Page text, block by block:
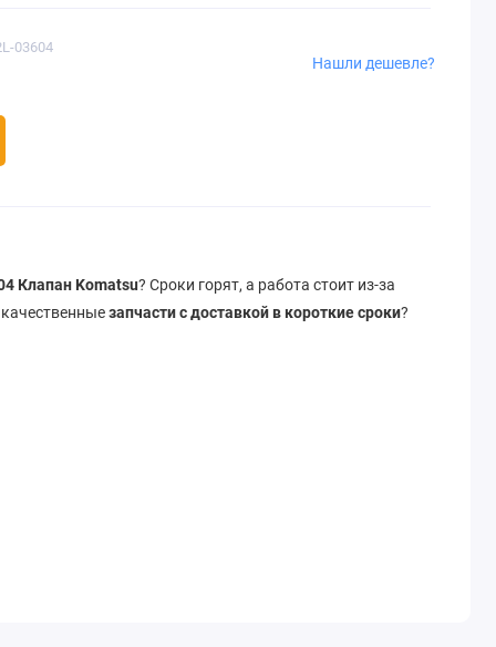
03604
Нашли дешевле?
Клапан Komatsu? Сроки горят, а работа стоит из-за
запчасти с доставкой в короткие сроки?